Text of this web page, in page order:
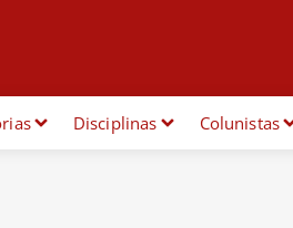
Disciplinas Colunistas